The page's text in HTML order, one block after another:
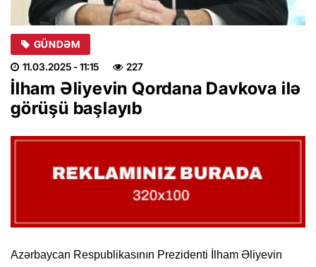
GÜNDƏM
11.03.2025- 11:15 227
İlham Əliyevin Qordana Davkova ilə
görüşü başlayıb
Azərbaycan Respublikasının Prezidenti İlham Əliyevin